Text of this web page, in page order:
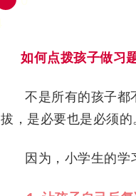
如何点拨孩子做习
不是所有的孩子都
拔，是必要也是必须的
因为，小学生的学